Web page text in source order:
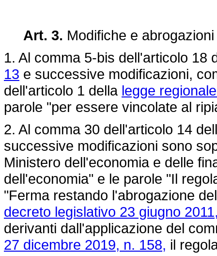
Art. 3. Modifiche e
1. Al comma 5-bis dell'articolo 18
13 e successive modificazioni,
dell'articolo 1 della legge
parole "per essere vincolate al
2. Al comma 30 dell'articolo 14
successive modificazioni sono
Ministero dell'economia e delle
dell'economia" e le parole "Il
"Ferma restando l'abrogazione
decreto legislativo 23 giugno
derivanti dall'applicazione del
27 dicembre 2019, n. 158, il